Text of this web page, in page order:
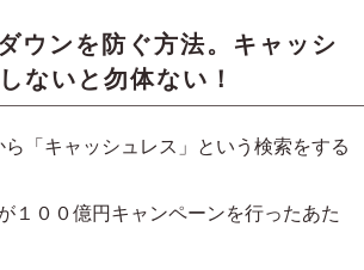
ウンを防ぐ方法。キャッシ
ないと勿体ない！
ら「キャッシュレス」という検索をする
１００億円キャンペーンを行ったあた